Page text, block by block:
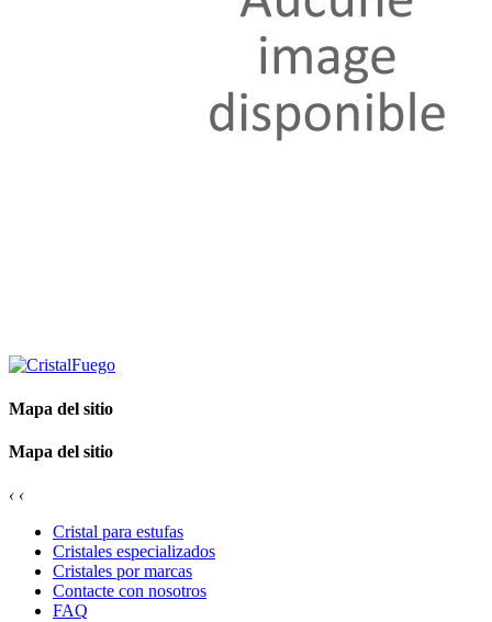
Mapa del sitio
Mapa del sitio
‹ ‹
Cristal para estufas
Cristales especializados
Cristales por marcas
Contacte con nosotros
FAQ